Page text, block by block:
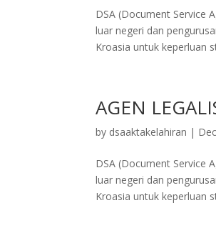
DSA (Document Service
luar negeri dan
Kroasia untuk keperluan
AGEN
by dsaaktakelahiran |
DSA (Document Service
luar negeri dan
Kroasia untuk keperluan